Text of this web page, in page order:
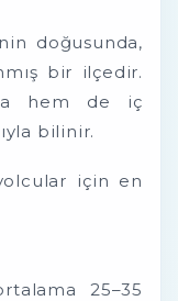
doğusunda,
bir ilçedir.
hem de iç
bilinir.
için en
25–35